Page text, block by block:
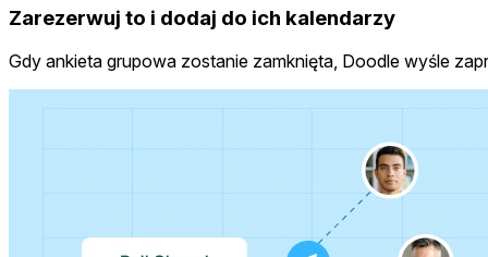
Zarezerwuj to i dodaj do ich kalendarzy
Gdy ankieta grupowa zostanie zamknięta, Doodle wyśle